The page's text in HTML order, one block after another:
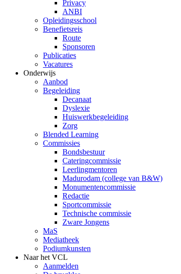
Privacy
ANBI
Opleidingsschool
Benefietsreis
Route
Sponsoren
Publicaties
Vacatures
Onderwijs
Aanbod
Begeleiding
Decanaat
Dyslexie
Huiswerkbegeleiding
Zorg
Blended Learning
Commissies
Bondsbestuur
Cateringcommissie
Leerlingmentoren
Madurodam (college van B&W)
Monumentencommissie
Redactie
Sportcommissie
Technische commissie
Zware Jongens
MaS
Mediatheek
Podiumkunsten
Naar het VCL
Aanmelden